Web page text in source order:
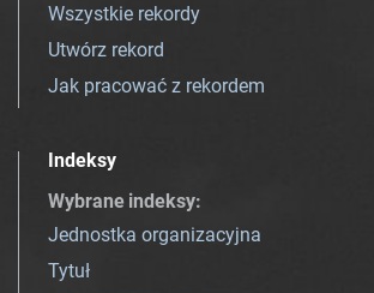
Wszystkie rekordy
Utwórz rekord
Jak pracować z rekordem
Indeksy
Wybrane indeksy:
Jednostka organizacyjna
Tytuł